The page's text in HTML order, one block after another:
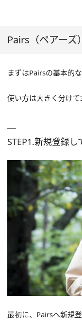
Pairs（ペアーズ
まずはPairsの基本的
使い方は大きく分けて
STEP1.新規登録
最初に、Pairsへ新規登